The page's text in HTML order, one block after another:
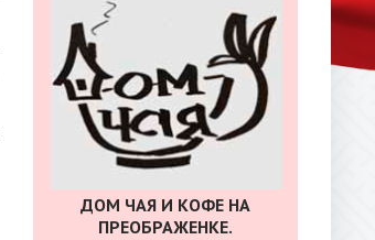
ДОМ ЧАЯ И КОФЕ НА
ПРЕОБРАЖЕНКЕ.